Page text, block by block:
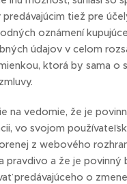
tiež pre
oznámení
údajov v celom
ktorá by sama o
na vedomie, že je
vo svojom
z webového
pravdivo a že je
predávajúceho o